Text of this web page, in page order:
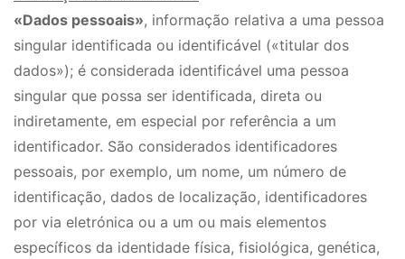
«Dados pessoais», informação relativa a uma pessoa
singular identificada ou identificável («titular dos
dados»); é considerada identificável uma pessoa
singular que possa ser identificada, direta ou
indiretamente, em especial por referência a um
identificador. São considerados identificadores
pessoais, por exemplo, um nome, um número de
identificação, dados de localização, identificadores
por via eletrónica ou a um ou mais elementos
específicos da identidade física, fisiológica, genética,